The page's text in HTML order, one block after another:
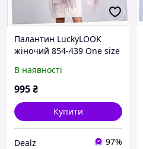
Палантин LuckyLOOK
жіночий 854-439 One size
В наявності
995₴
Купити
Dealz 97%